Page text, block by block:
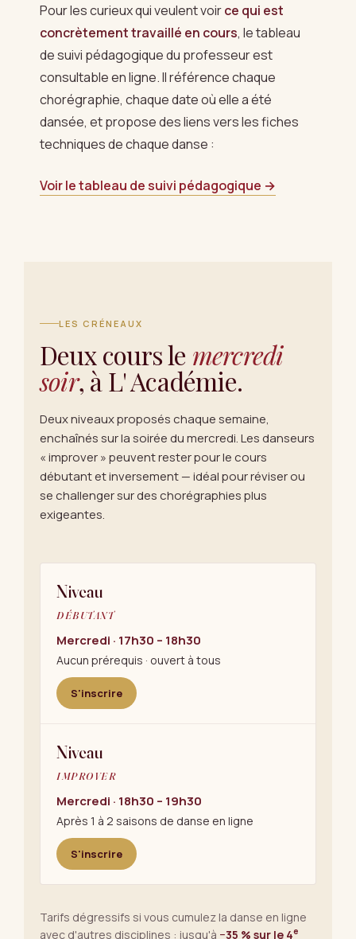
Pour les curieux qui veulent voirce qui est
concrètement travaillé en cours, le tableau
de suivi pédagogique du professeur est
consultable en ligne. Il référence chaque
chorégraphie, chaque date où elle a été
dansée, et propose des liens vers les fiches
techniques de chaque danse :
Voir le tableau de suivi pédagogique →
LES CRÉNEAUX
Deux cours le mercredi
soir, à L' Académie.
Deux niveaux proposés chaque semaine,
enchaînés sur la soirée du mercredi. Les danseurs
« improver » peuvent rester pour le cours
débutant et inversement — idéal pour réviser ou
se challenger sur des chorégraphies plus
exigeantes.
Niveau
DÉBUTANT
Mercredi · 17h30 – 18h30
Aucun prérequis · ouvert à tous
S'inscrire
Niveau
IMPROVER
Mercredi · 18h30 – 19h30
Après 1 à 2 saisons de danse en ligne
S'inscrire
Tarifs dégressifs si vous cumulez la danse en ligne
avec d'autres disciplines : jusqu'à −35 % sur le 4e